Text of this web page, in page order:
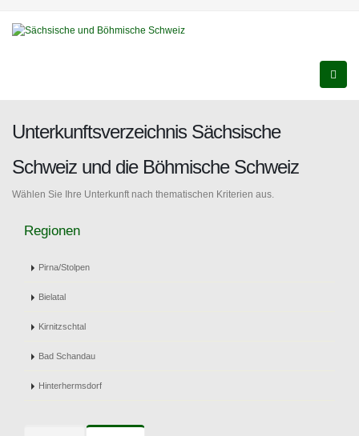
Unterkunftsverzeichnis Sächsische
Schweiz und die Böhmische Schweiz
Wählen Sie Ihre Unterkunft nach thematischen Kriterien aus.
Regionen
Pirna/Stolpen
Bielatal
Kirnitzschtal
Bad Schandau
Hinterhermsdorf